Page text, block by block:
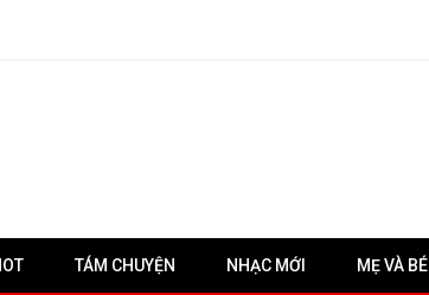
TÁM CHUYỆN NHẠC MỚI MẸ VÀ BÉ